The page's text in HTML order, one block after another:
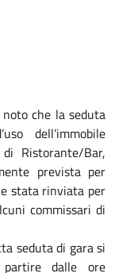
noto che la seduta
dell’immobile
Ristorante/Bar,
prevista per
stata rinviata per
commissari di
seduta di gara si
dalle ore